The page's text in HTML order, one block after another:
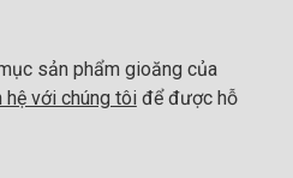
sản phẩm gioăng của
hệ với chúng tôiđể được hỗ